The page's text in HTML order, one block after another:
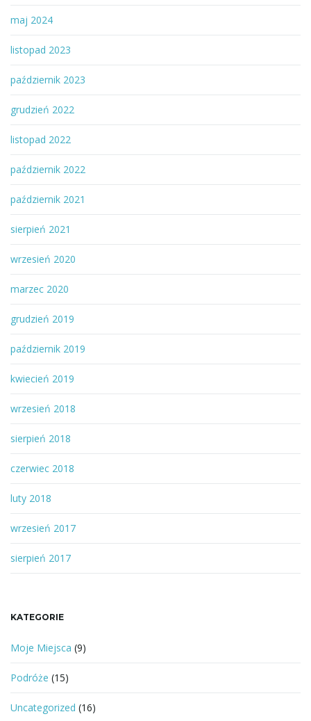
maj 2024
listopad 2023
październik 2023
grudzień 2022
listopad 2022
październik 2022
październik 2021
sierpień 2021
wrzesień 2020
marzec 2020
grudzień 2019
październik 2019
kwiecień 2019
wrzesień 2018
sierpień 2018
czerwiec 2018
luty 2018
wrzesień 2017
sierpień 2017
KATEGORIE
Moje Miejsca (9)
Podróże (15)
Uncategorized (16)